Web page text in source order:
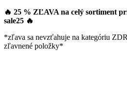
🔥 25 % ZĽAVA na celý sortiment
sale25 🔥
*zľava sa nevzťahuje na kategóriu
zľavnené položky*